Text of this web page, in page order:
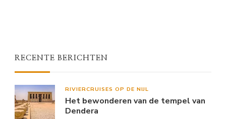
RECENTE BERICHTEN
RIVIERCRUISES OP DE NIJL
Het bewonderen van de tempel van
Dendera